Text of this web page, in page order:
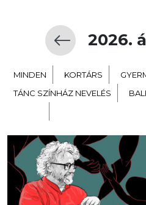
2026.
MINDEN KORTÁRS
TÁNC SZÍNHÁZ NEVELÉS